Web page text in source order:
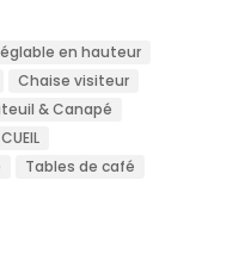
en hauteur
Chaise visiteur
& Canapé
Tables de café